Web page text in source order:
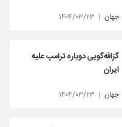
جهان ۱۴۰۴/۰۳/۲۳
گزافه‌گویی دوباره ترامپ علیه
ایران
جهان ۱۴۰۴/۰۳/۲۳